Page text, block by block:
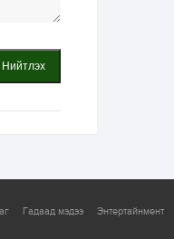
Нийтлэх
Гадаад мэдээ Энтертайнмент